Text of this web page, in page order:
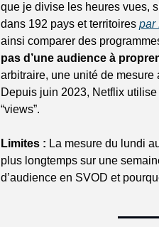
que je divise les heures vues,
dans 192 pays et territoires par
ainsi comparer des
pas d’une audience à
arbitraire, une unité de
Depuis juin 2023, Netflix
“views”.
Limites : La mesure du lundi
plus longtemps sur une
d’audience en SVOD et